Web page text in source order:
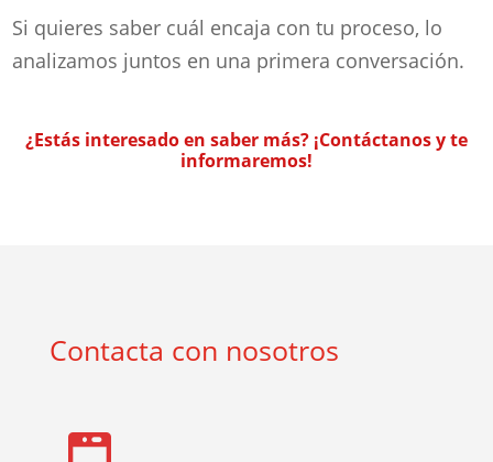
Si quieres saber cuál encaja con tu proceso, lo
analizamos juntos en una primera conversación.
¿Estás interesado en saber más? ¡Contáctanos y te
informaremos!
Contacta con nosotros